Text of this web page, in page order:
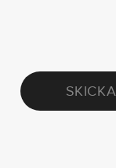
SKICKA